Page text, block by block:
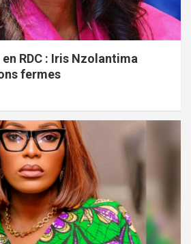
RDC : Iris Nzolantima
fermes